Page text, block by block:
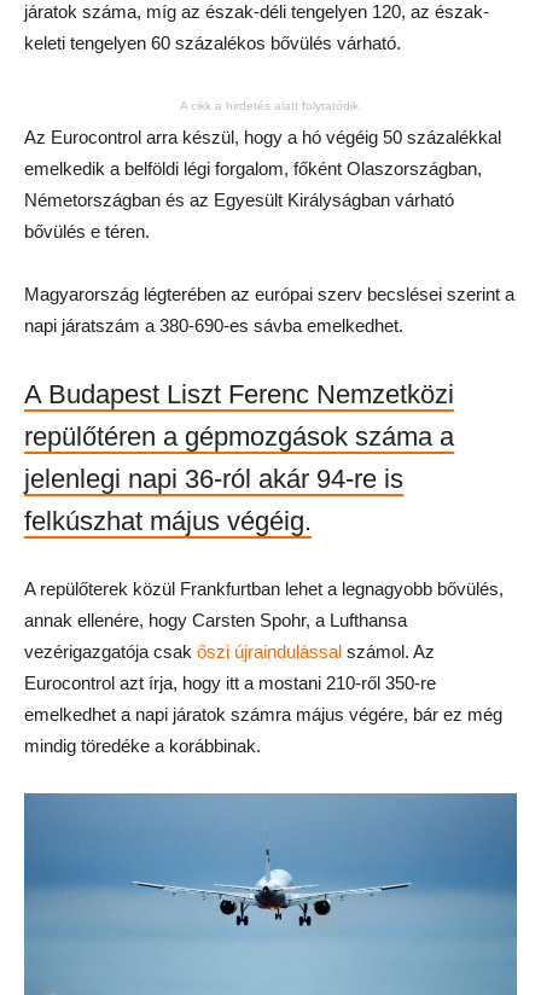
járatok száma, míg az észak-déli tengelyen 120, az észak-
keleti tengelyen 60 százalékos bővülés várható.
A cikk a hirdetés alatt folytatódik.
Az Eurocontrol arra készül, hogy a hó végéig 50 százalékkal
emelkedik a belföldi légi forgalom, főként Olaszországban,
Németországban és az Egyesült Királyságban várható
bővülés e téren.
Magyarország légterében az európai szerv becslései szerint a
napi járatszám a 380-690-es sávba emelkedhet.
A Budapest Liszt Ferenc Nemzetközi
repülőtéren a gépmozgások száma a
jelenlegi napi 36-ról akár 94-re is
felkúszhat május végéig.
A repülőterek közül Frankfurtban lehet a legnagyobb bővülés,
annak ellenére, hogy Carsten Spohr, a Lufthansa
vezérigazgatója csak őszi újraindulással számol. Az
Eurocontrol azt írja, hogy itt a mostani 210-ről 350-re
emelkedhet a napi járatok számra május végére, bár ez még
mindig töredéke a korábbinak.